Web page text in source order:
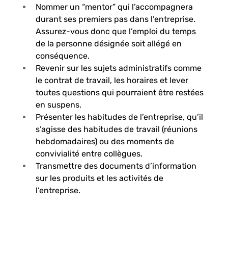
Nommer un “mentor” qui l’accompagnera
durant ses premiers pas dans l’entreprise.
Assurez-vous donc que l’emploi du temps
de la personne désignée soit allégé en
conséquence.
Revenir sur les sujets administratifs comme
le contrat de travail, les horaires et lever
toutes questions qui pourraient être restées
en suspens.
Présenter les habitudes de l’entreprise, qu’il
s’agisse des habitudes de travail (réunions
hebdomadaires) ou des moments de
convivialité entre collègues.
Transmettre des documents d’information
sur les produits et les activités de
l’entreprise.